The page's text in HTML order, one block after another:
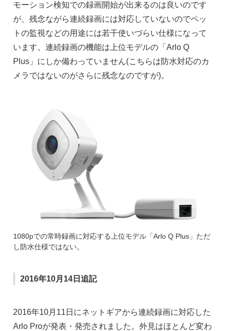
モーション検知での録画開始が出来るのは良いのです
が、残念ながら連続録画には対応していないのでペッ
トの監視などの用途には若干使いづらい仕様になって
います。連続録画の機能は上位モデルの「Arlo Q
Plus」にしか備わっていません(こちらは防水対応のカ
メラではないのがさらに残念なのですが)。
1080pでの常時録画に対応する上位モデル「Arlo Q Plus」ただ
し防水仕様ではない。
2016年10月14日追記
2016年10月11日にネットギアから連続録画に対応した
Arlo Proが発表・発売されました。外見はほとんど変わ